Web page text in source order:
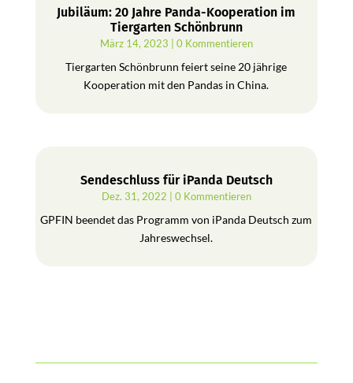
Jubiläum: 20 Jahre Panda-Kooperation im
Tiergarten Schönbrunn
März 14, 2023 | 0 Kommentieren
Tiergarten Schönbrunn feiert seine 20 jährige
Kooperation mit den Pandas in China.
Sendeschluss für iPanda Deutsch
Dez. 31, 2022 | 0 Kommentieren
GPFIN beendet das Programm von iPanda Deutsch zum
Jahreswechsel.